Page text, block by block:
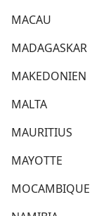
MACAU
MADAGASKAR
MAKEDONIEN
MALTA
MAURITIUS
MAYOTTE
MOCAMBIQUE